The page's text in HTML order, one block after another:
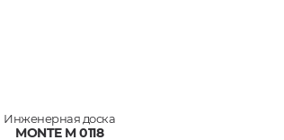
Инженерная доска
MONTE M 0118